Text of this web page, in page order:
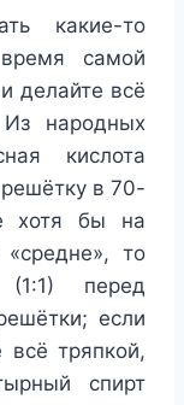
какие-то
самой
делайте всё
Из народных
кислота
в 70-
хотя бы на
то
(1:1) перед
если
всё тряпкой,
спирт